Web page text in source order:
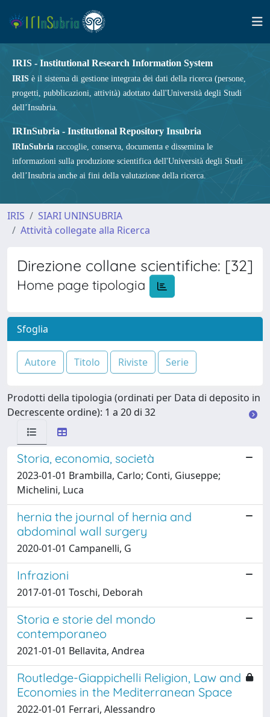
IRIS - Institutional Research Information System
IRIS è il sistema di gestione integrata dei dati della ricerca (persone,
progetti, pubblicazioni, attività) adottato dall'Università degli Studi
dell’Insubria.
IRInSubria - Institutional Repository Insubria
IRInSubria raccoglie, conserva, documenta e dissemina le
informazioni sulla produzione scientifica dell'Università degli Studi
dell’Insubria anche ai fini della valutazione della ricerca.
IRIS
SIARI UNINSUBRIA
Attività collegate alla Ricerca
Direzione collane scientifiche: [32]
Home page tipologia
Sfoglia
Prodotti della tipologia (ordinati per Data di deposito in
Decrescente ordine): 1 a 20 di 32
Storia, economia, società
2023-01-01 Brambilla, Carlo; Conti, Giuseppe;
Michelini, Luca
hernia the journal of hernia and
abdominal wall surgery
2020-01-01 Campanelli, G
Infrazioni
2017-01-01 Toschi, Deborah
Storia e storie del mondo
contemporaneo
2021-01-01 Bellavita, Andrea
Routledge-Giappichelli Religion, Law and
Economies in the Mediterranean Space
2022-01-01 Ferrari, Alessandro